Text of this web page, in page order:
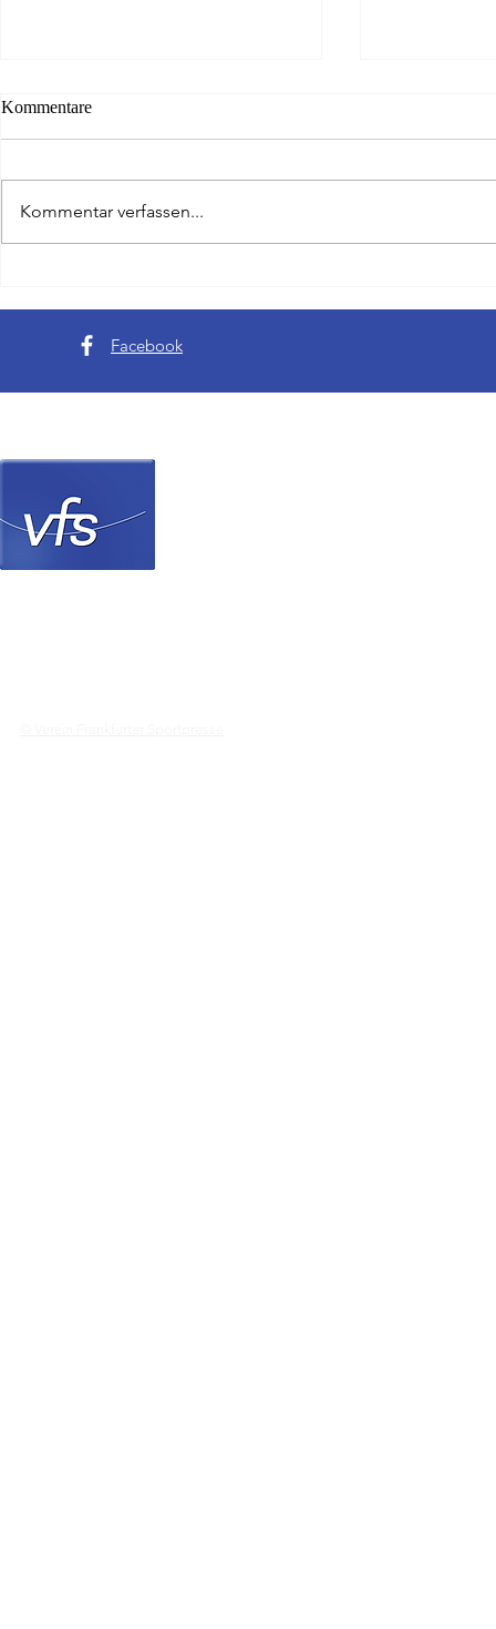
Kommentare
Kommentar verfassen...
Facebook